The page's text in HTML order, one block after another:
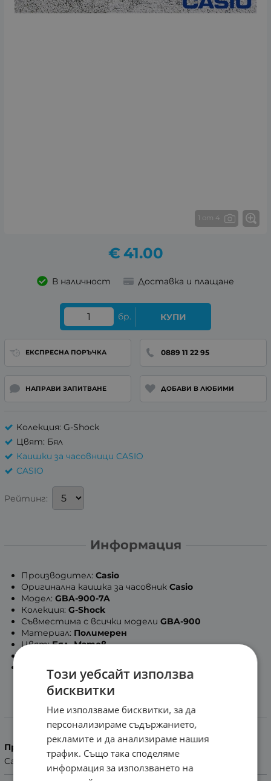
1 от 4
41.00
€
В наличност Доставка и плащане
бр. КУПИ
ЕКСПРЕСНА ПОРЪЧКА 0889 11 22 95
НАПРАВИ ЗАПИТВАНЕ ДОБАВИ В ЛЮБИМИ
Колекция: G-Shock
Цвят: Бял
Каишки за часовници CASIO
CASIO
Рейтинг:
Информация
Производител: Casio
Оригинална каишка за часовник Casio
Модел: GBA-900-7A
Колекция: G-Shock
Съвместима с всички модели GBA-900
Материал: Полимерен
Цвят:Бял, Матов
Безплатен монтаж в сервиз на zaratime.com
Характеристики
Производител
Casio
Този уебсайт използва
бисквитки
Ние използваме бисквитки, за да
персонализираме съдържанието,
рекламите и да анализираме нашия
трафик. Също така споделяме
информация за използването на